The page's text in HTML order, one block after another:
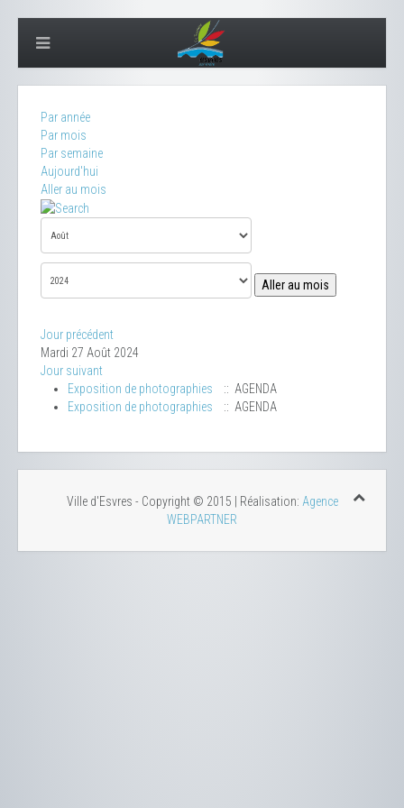
Par année
Par mois
Par semaine
Aujourd'hui
Aller au mois
Aller au mois
Jour précédent
Mardi 27 Août 2024
Jour suivant
Exposition de photographies
:: AGENDA
Exposition de photographies
:: AGENDA
Ville d'Esvres - Copyright © 2015 | Réalisation: Agence
WEBPARTNER